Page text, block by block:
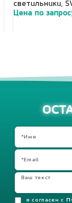
светильники,
Цена по
я согласен с